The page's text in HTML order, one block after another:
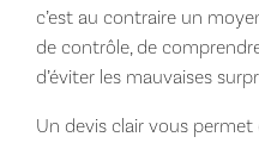
c’est au contraire un
de contrôle, de
d’éviter les mauvaises
Un devis clair vous permet